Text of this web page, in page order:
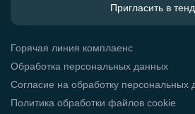
Горячая линия комплаенс
Обработка персональных данных
Согласие на обработку персональных
Политика обработки файлов cookie
Пригласить в